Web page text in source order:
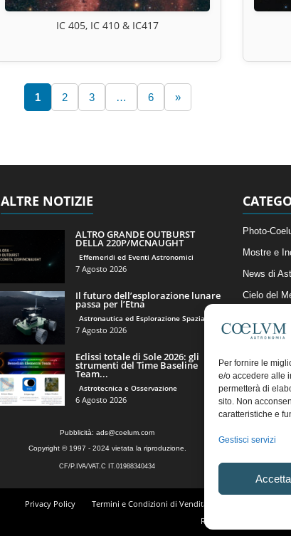
Per fornire le
e/o accedere alle
permetterà di
sito. Non
caratteristiche e
Gestisci servizi
Accetta
IC 405, IC 410 & IC417
1 2 3 … 6 »
ALTRE NOTIZIE
ALTRO GRANDE OUTBURST
DELLA 220P/MCNAUGHT
Effemeridi ed Eventi Astronomici
7 Agosto 2026
Il futuro dell’esplorazione lunare
passa per l’Etna
Astronautica ed Esplorazione Spaziale
7 Agosto 2026
Eclissi totale di Sole 2026: gli
strumenti del Time Baseline
Team...
Astrotecnica e Osservazione
6 Agosto 2026
Photo-
Mostre e
News di
Cielo del
Articoli e
Il Blog
Pubblicità: ads@coelum.com
Copyright © 1997 - 2024 vietata la riproduzione.
CF/P.IVA/VAT.C IT.01988340434
Privacy Policy Termini e Condizioni di Vendita
Regolamento